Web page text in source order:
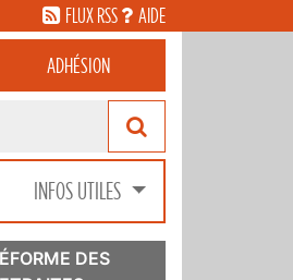
FLUX RSS AIDE
ADHÉSION
INFOS UTILES
DES